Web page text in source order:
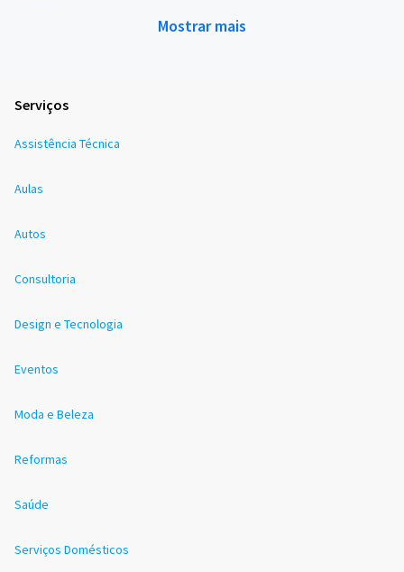
Mostrar mais
Serviços
Assistência Técnica
Aulas
Autos
Consultoria
Design e Tecnologia
Eventos
Moda e Beleza
Reformas
Saúde
Serviços Domésticos